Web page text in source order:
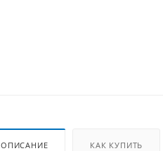
ОПИСАНИЕ КАК КУПИТЬ